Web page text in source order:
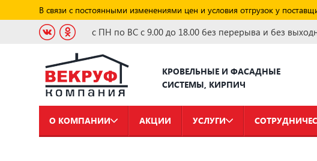
В связи с постоянными изменениями цен и условия отгрузок у
с ПН по ВС с 9.00 до 18.00 без перерыва и без
КРОВЕЛЬНЫЕ И ФАСАДНЫЕ
СИСТЕМЫ, КИРПИЧ
О КОМПАНИИ АКЦИИ УСЛУГИ